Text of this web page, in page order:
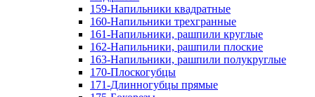
159-Напильники квадратные
160-Напильники трехгранные
161-Напильники, рашпили круглые
162-Напильники, рашпили плоские
163-Напильники, рашпили полукруглые
170-Плоскогубцы
171-Длинногубцы прямые